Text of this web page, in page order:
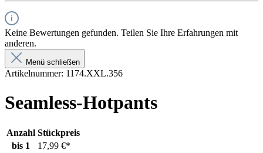
Keine Bewertungen gefunden. Teilen Sie Ihre Erfahrungen mit
anderen.
Menü schließen
Artikelnummer: 1174.XXL.356
Seamless-Hotpants
Anzahl Stückpreis
bis 1
17,99 €*